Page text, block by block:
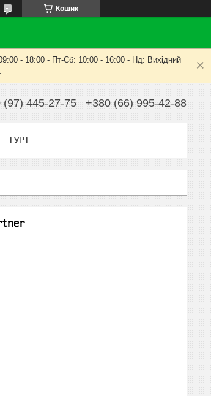
Кошик
- 18:00 - Пт-Сб: 10:00 - 16:00 - Нд: Вихідний
(97) 445-27-75 +380 (66) 995-42-88
ГУРТ